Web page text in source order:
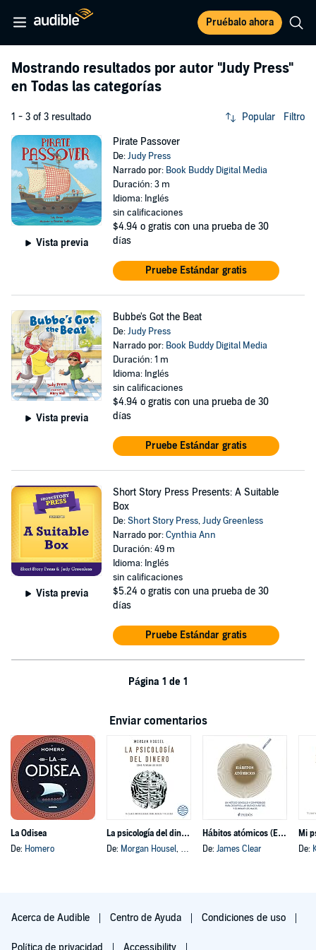
Pruébalo ahora
Mostrando resultados por autor "Judy Press"
en Todas las categorías
1 - 3 of 3 resultado Popular Filtro
Vista previa
Pirate Passover
De:Judy Press
Narrado por: Book Buddy Digital Media
Duración: 3 m
Idioma: Inglés
sin calificaciones
$4.94 o gratis con una prueba de 30
días
Pruebe Estándar gratis
Vista previa
Bubbe's Got the Beat
De:Judy Press
Narrado por: Book Buddy Digital Media
Duración: 1 m
Idioma: Inglés
sin calificaciones
$4.94 o gratis con una prueba de 30
días
Pruebe Estándar gratis
Vista previa
Short Story Press Presents: A Suitable
Box
De:Short Story Press,Judy Greenless
Narrado por:Cynthia Ann
Duración: 49 m
Idioma: Inglés
sin calificaciones
$5.24 o gratis con una prueba de 30
días
Pruebe Estándar gratis
Página 1 de 1
Enviar comentarios
La Odisea
De: Homero
La psicología del dinero
De: Morgan Housel, y otros
Hábitos atómicos (Español neutro)
De: James Clear
Mi
De:
Acerca de Audible Centro de Ayuda Condiciones de uso
Política de privacidad Accessibility